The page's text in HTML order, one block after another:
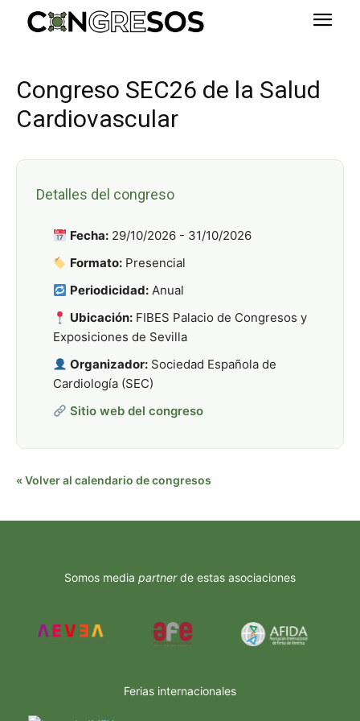
Congreso SEC26 de la Salud
Cardiovascular
Detalles del congreso
Fecha: 29/10/2026 - 31/10/2026
Formato: Presencial
Periodicidad: Anual
Ubicación: FIBES Palacio de Congresos y
Exposiciones de Sevilla
Organizador: Sociedad Española de
Cardiología (SEC)
Sitio web del congreso
« Volver al calendario de congresos
Somos media partnerde estas asociaciones
Ferias internacionales